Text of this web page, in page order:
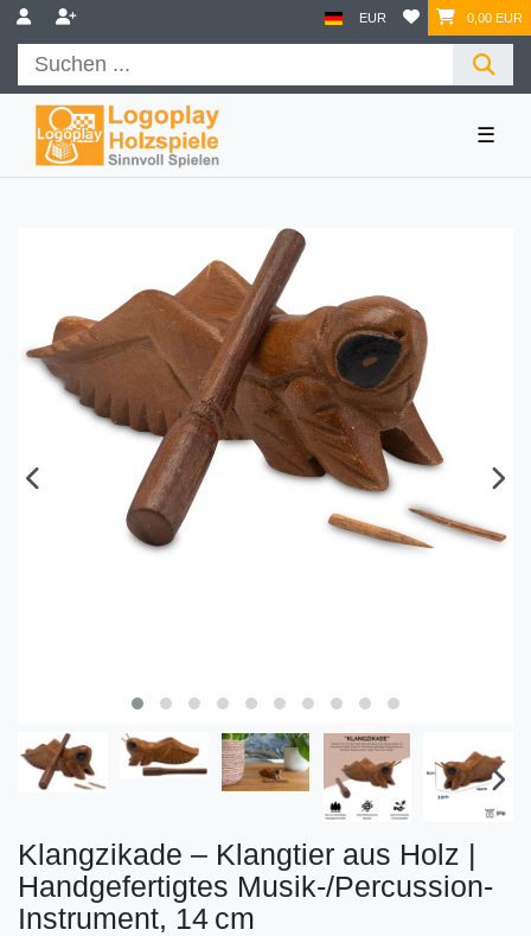
EUR 0,00 EUR
☰
Klangzikade – Klangtier aus Holz |
Handgefertigtes Musik-/Percussion-
Instrument, 14 cm